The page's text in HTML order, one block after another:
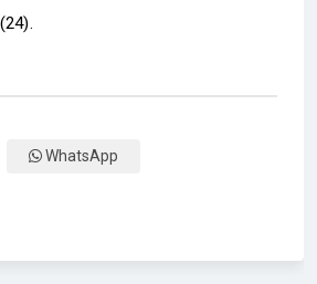
WhatsApp